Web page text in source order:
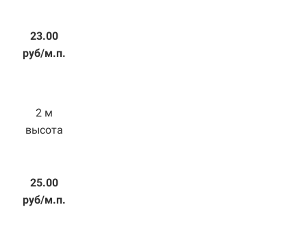
23.00
руб/м.п.
2 м
высота
25.00
руб/м.п.